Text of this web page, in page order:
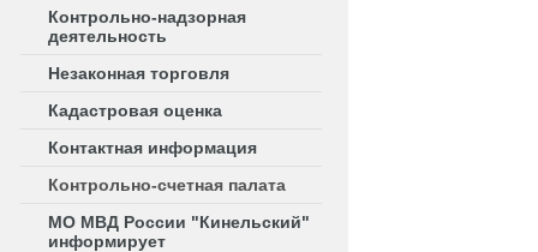
Контрольно-надзорная
деятельность
Незаконная торговля
Кадастровая оценка
Контактная информация
Контрольно-счетная палата
МО МВД России "Кинельский"
информирует